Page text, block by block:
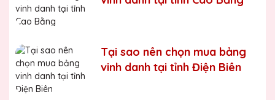
Bước 6: Gọi điện xác nhận với khách hàng
và nghiêm ngặt ở từng khâu sản xuất.Xưởng sản xuất
cúp pha lê uy tín, chất lượng
Chúng tôi là đơn vị sản xuất trực tiếp, uy tín, giá rẻ. Nhận
Tại sao nên chọn mua bảng
vinh danh tại tỉnh Điện Biên